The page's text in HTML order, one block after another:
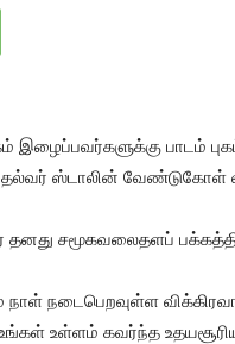
|
Kanyakumari
இழைப்பவர்களுக்கு பாடம்
ஸ்டாலின் வேண்டுகோள்
சமூகவலைதளப்
நடைபெறவுள்ள
உங்கள் உள்ளம் கவர்ந்த